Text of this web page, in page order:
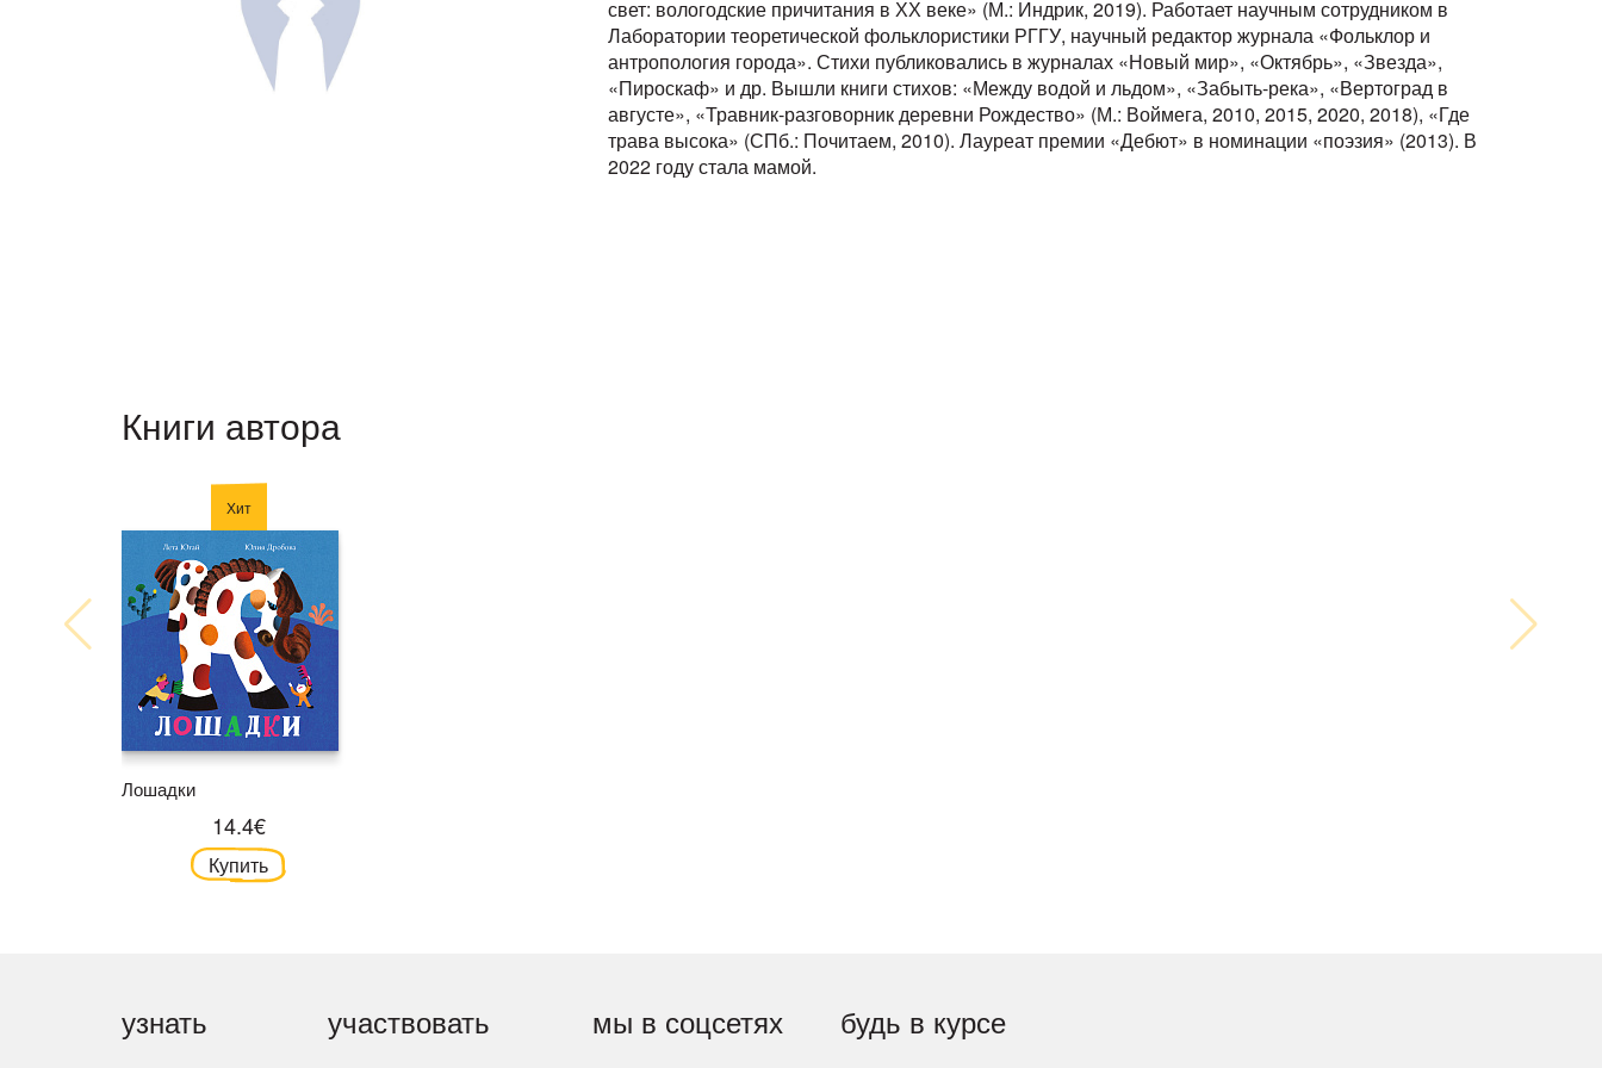
свет: вологодские причитания в ХХ веке» (М.: Индрик, 2019). Работает научным сотрудником в
Лаборатории теоретической фольклористики РГГУ, научный редактор журнала «Фольклор и
антропология города». Стихи публиковались в журналах «Новый мир», «Октябрь», «Звезда»,
«Пироскаф» и др. Вышли книги стихов: «Между водой и льдом», «Забыть-река», «Вертоград в
августе», «Травник-разговорник деревни Рождество» (М.: Воймега, 2010, 2015, 2020, 2018), «Где
трава высока» (СПб.: Почитаем, 2010). Лауреат премии «Дебют» в номинации «поэзия» (2013). В
2022 году стала мамой.
Книги автора
Хит
Лошадки
14.4€
Купить
узнать участвовать мы в соцсетях будь в курсе